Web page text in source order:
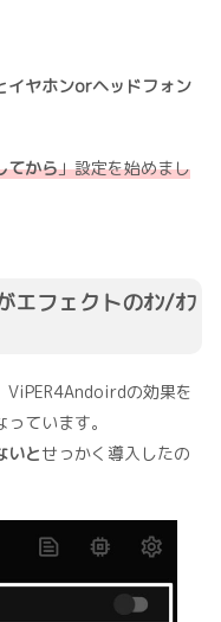
イヤホンorヘッドフォン
てから」設定を始めまし
エフェクトのｵﾝ/ｵﾌ
ViPER4Andoirdの効果を
ています。
とせっかく導入したの